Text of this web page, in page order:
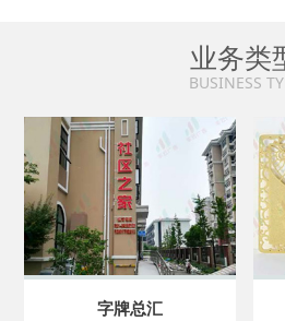
业务类
BUSINESS
字牌总汇